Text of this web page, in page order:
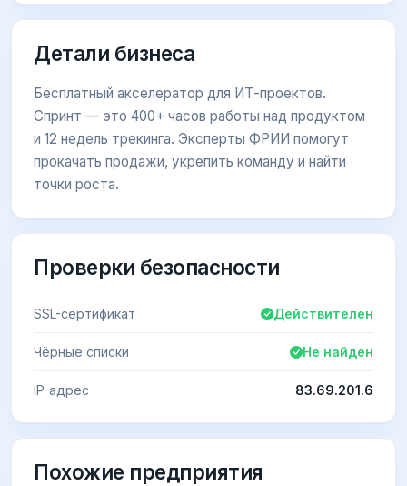
Детали бизнеса
Бесплатный акселератор для ИТ-проектов.
Спринт — это 400+ часов работы над продуктом
и 12 недель трекинга. Эксперты ФРИИ помогут
прокачать продажи, укрепить команду и найти
точки роста.
Проверки безопасности
SSL-сертификат Действителен
Чёрные списки Не найден
IP-адрес 83.69.201.6
Похожие предприятия